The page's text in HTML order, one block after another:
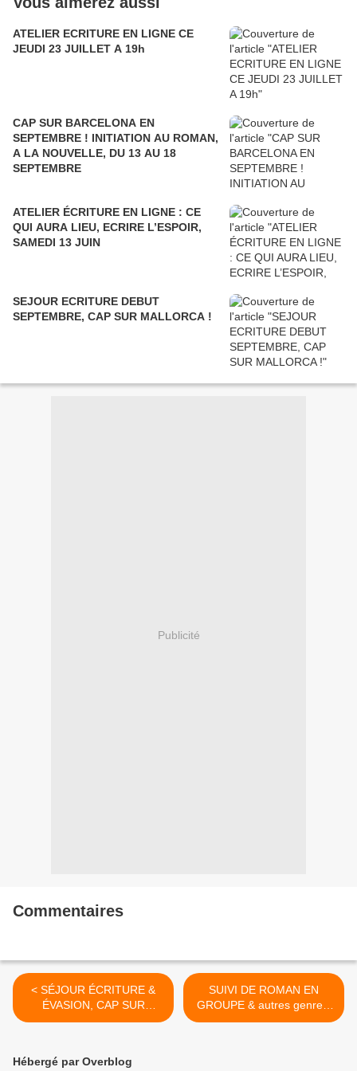
ATELIER ECRITURE EN LIGNE CE
JEUDI 23 JUILLET A 19h
CAP SUR BARCELONA EN
SEPTEMBRE ! INITIATION AU ROMAN,
A LA NOUVELLE, DU 13 AU 18
SEPTEMBRE
ATELIER ÉCRITURE EN LIGNE : CE
QUI AURA LIEU, ECRIRE L’ESPOIR,
SAMEDI 13 JUIN
SEJOUR ECRITURE DEBUT
SEPTEMBRE, CAP SUR MALLORCA !
Publicité
Commentaires
< SÉJOUR ÉCRITURE &
ÉVASION, CAP SUR
CADAQUES
SUIVI DE ROMAN EN
GROUPE & autres genres,
SAMEDI 26 AVRIL >
Hébergé par Overblog